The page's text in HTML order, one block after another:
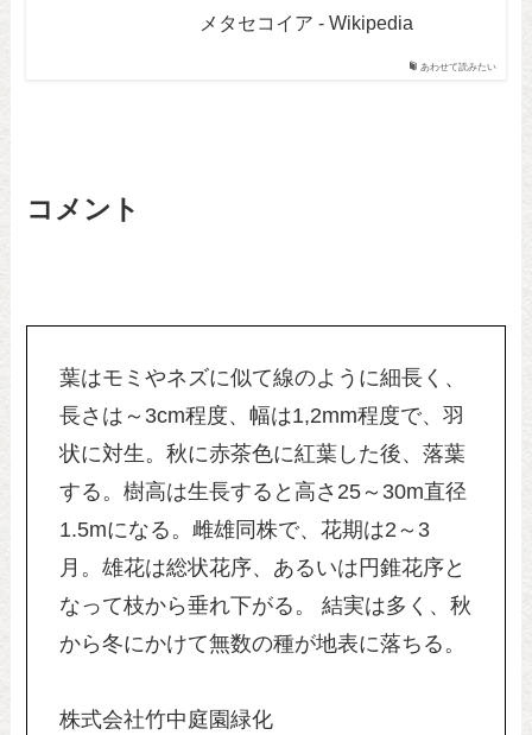
あわせて読みたい
メタセコイア - Wikipedia
コメント
葉はモミやネズに似て線のように細長く、
長さは～3cm程度、幅は1,2mm程度で、羽
状に対生。秋に赤茶色に紅葉した後、落葉
する。樹高は生長すると高さ25～30m直径
1.5mになる。雌雄同株で、花期は2～3
月。雄花は総状花序、あるいは円錐花序と
なって枝から垂れ下がる。 結実は多く、秋
から冬にかけて無数の種が地表に落ちる。
株式会社竹中庭園緑化